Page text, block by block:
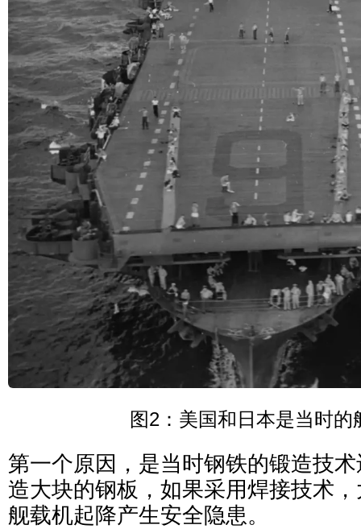
图2：美国和日本是当时的
第一个原因，是当时钢铁的锻造技
造大块的钢板，如果采用焊接技术
舰载机起降产生安全隐患。